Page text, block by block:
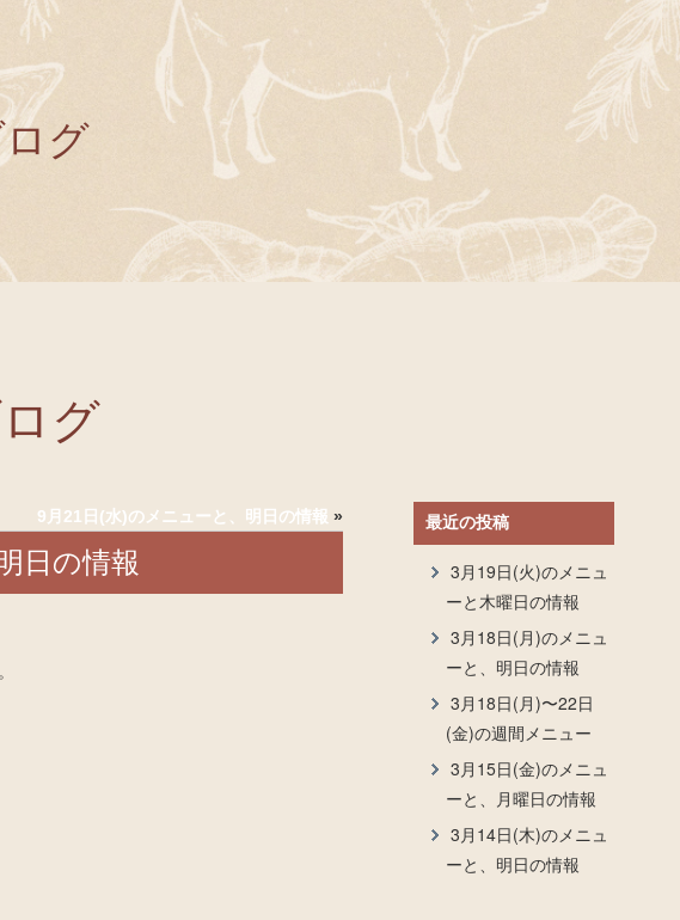
グ
グ
9月21日(水)のメニューと、明日の情報 »
日の情報
最近の投稿
3月19日(火)のメニュ
ーと木曜日の情報
3月18日(月)のメニュ
ーと、明日の情報
3月18日(月)〜22日
(金)の週間メニュー
3月15日(金)のメニュ
ーと、月曜日の情報
3月14日(木)のメニュ
ーと、明日の情報